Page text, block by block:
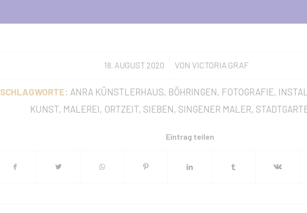
18. AUGUST 2020
/ VON VICTORIA GRAF
SCHLAGWORTE: ANRA KÜNSTLERHAUS, BÖHRINGEN, FOTOGRAFIE,
KUNST, MALEREI, ORTZEIT, SIEBEN, SINGENER MALER,
Eintrag teilen